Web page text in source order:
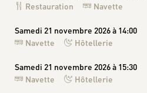
Restauration
Navette
Samedi 21 novembre 2026 à 14:00
Navette
Hôtellerie
Samedi 21 novembre 2026 à 15:30
Navette
Hôtellerie